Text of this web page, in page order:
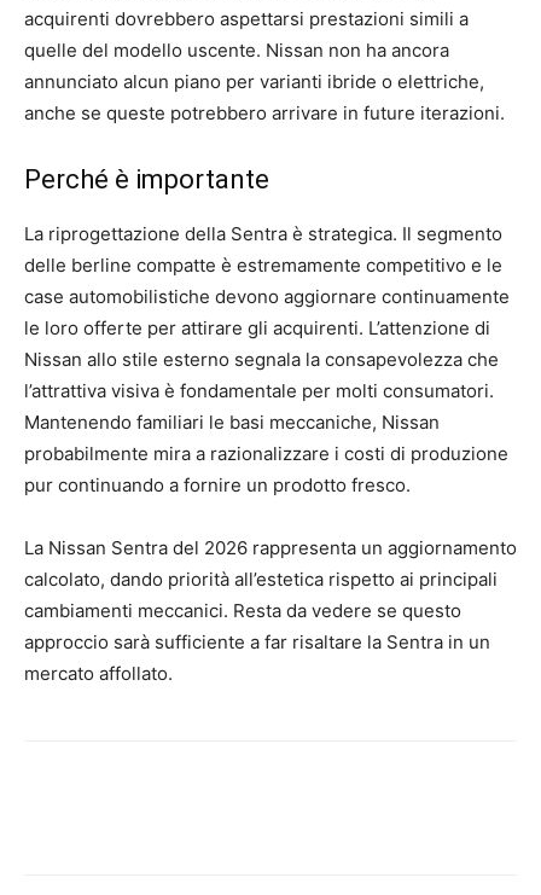
acquirenti dovrebbero aspettarsi prestazioni simili a
quelle del modello uscente. Nissan non ha ancora
annunciato alcun piano per varianti ibride o elettriche,
anche se queste potrebbero arrivare in future iterazioni.
Perché è importante
La riprogettazione della Sentra è strategica. Il segmento
delle berline compatte è estremamente competitivo e le
case automobilistiche devono aggiornare continuamente
le loro offerte per attirare gli acquirenti. L’attenzione di
Nissan allo stile esterno segnala la consapevolezza che
l’attrattiva visiva è fondamentale per molti consumatori.
Mantenendo familiari le basi meccaniche, Nissan
probabilmente mira a razionalizzare i costi di produzione
pur continuando a fornire un prodotto fresco.
La Nissan Sentra del 2026 rappresenta un aggiornamento
calcolato, dando priorità all’estetica rispetto ai principali
cambiamenti meccanici. Resta da vedere se questo
approccio sarà sufficiente a far risaltare la Sentra in un
mercato affollato.